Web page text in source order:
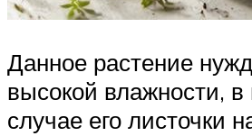
Данное растение
высокой влажности, в
случае его листочки